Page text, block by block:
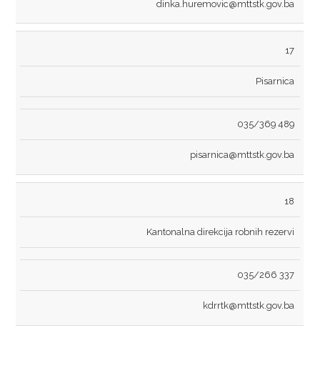
dinka.huremovic@mttstk.gov.ba
17
Pisarnica
035/369 489
pisarnica@mttstk.gov.ba
18
Kantonalna direkcija robnih rezervi
035/266 337
kdrrtk@mttstk.gov.ba